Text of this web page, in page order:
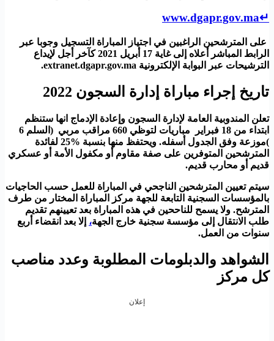
↵www.dgapr.gov.ma
على المترشحين الراغبين في اجتياز المباراة التسجيل وجوبا عبر
الرابط المباشر أعلاه
إلى غاية 17 أبريل 2021 كآخر أجل لإيداع
الترشيحات عبر البوابة الإلكترونية extranet.dgapr.gov.ma.
تاريخ إجراء مباراة إدارة السجون 2022
تعلن المندوبية العامة لإدارة السجون وإعادة الإدماج انها ستنظم
ابتداء من 18 فبراير مباريات لتوظي 660 مراقب مربي
(السلم 6
)موزعة وفق الجدول أسفله. ويحتفظ منها بنسبة %25 لفائدة
المترشحين المتوفرين على صفة مقاوم أو مكفول الأمة أو عسكري
قديم أو محارب قديم.
سيتم تعيين المترشحين الناجحي في المباراة للعمل حسب الحاجيات
بالمؤسسات السجنية التابعة للجهة مركز المباراة المختار من طرف
المترشح. ولا يسمح للناححين في هذه المباراة بعد تعيينهم تقديم
طلب الانتقال إلى مؤسسة سجنية خارج الجهة، إلا بعد انقضاء أربع
سنوات من العمل.
الشواهد والدبلومات المطلوبة وعدد مناصب
كل مركز
إعلان